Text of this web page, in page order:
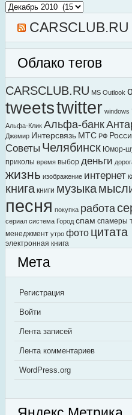
Архив
моего
CARSCLUB.RU
Облако тегов
CARSCLUB.RU MS Outlook
tweetstwitter windows
Альфа-Клик Альфа-банк
Джемир Интерсвязь МТС РФ
Советы Челябинск Юмор-
приколы время выбор деньги
жизнь изображение интернет
книга книги музыка
песня покупка работа
сериал система Город спам спамеры
менеджмент утро фото цитата
электронная книга
Мета
Регистрация
Войти
Лента записей
Лента комментариев
WordPress.org